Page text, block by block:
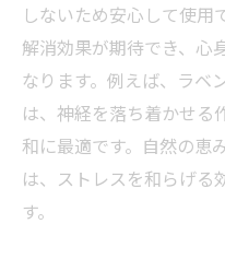
しないため安心して使用
解消効果が期待でき、心
なります。例えば、ラベ
は、神経を落ち着かせる
和に最適です。自然の恵
は、ストレスを和らげる
す。